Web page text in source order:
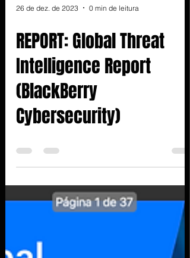
26 de dez. de 2023 0 min de leitura
REPORT: Global Threat
Intelligence Report
(BlackBerry
Cybersecurity)